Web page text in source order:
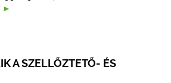
A SZELLŐZTETŐ- ÉS